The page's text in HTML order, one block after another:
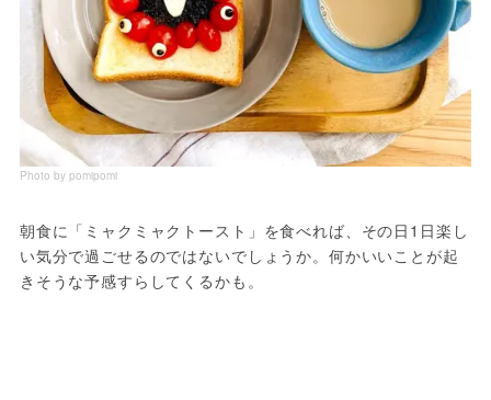
Photo by pomipomi
朝食に「ミャクミャクトースト」を食べれば、その日1日楽し
い気分で過ごせるのではないでしょうか。何かいいことが起
きそうな予感すらしてくるかも。